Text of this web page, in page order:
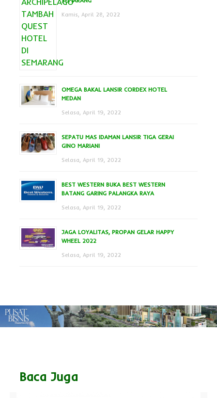
Kamis, April 28, 2022
OMEGA BAKAL LANSIR CORDEX HOTEL
MEDAN
Selasa, April 19, 2022
SEPATU MAS IDAMAN LANSIR TIGA GERAI
GINO MARIANI
Selasa, April 19, 2022
BEST WESTERN BUKA BEST WESTERN
BATANG GARING PALANGKA RAYA
Selasa, April 19, 2022
JAGA LOYALITAS, PROPAN GELAR HAPPY
WHEEL 2022
Selasa, April 19, 2022
Baca Juga